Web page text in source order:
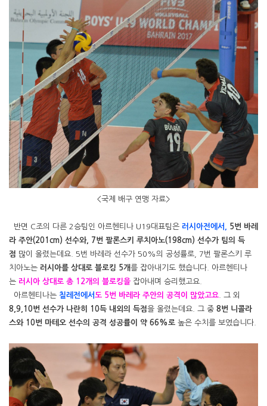
<국제 배구 연맹 자료>
반면 C조의 다른 2승팀인 아르헨티나 U19대표팀은 러시아전에서,
5번 바레
라 주안(201cm) 선수와, 7번 팔론스키 루치아노(198cm) 선수가 팀의 득
점 많이 올렸는데요. 5번 바레라 선수가 50%의 공성률로, 7번 팔론스키 루
치아노는 러시아를 상대로 블로킹 5개를 잡아내기도 했습니다. 아르헨티나
는 러시아 상대로 총 12개의 블로킹을 잡아내며 승리했고요.
아르헨티나는 칠레전에서도 5번 바레라 주안의 공격이 많았고요 . 그 외
8,9,10번 선수가 나란히 10득 내외의 득점을 올렸는데요. 그 중 8번 니콜라
스와 10번 마테오 선수의 공격 성공률이 약 66%로 높은 수치를 보였습니다.